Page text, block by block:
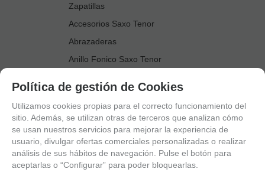
Zapatillas
Accesorios Saxo Tenor
Abrazaderas
Anillo Fonico Saxo Tenor
Boquillas
Boquilleros
Cañas
Cortacañas
Política de gestión de Cookies
Utilizamos cookies propias para el correcto funcionamiento del
sitio. Además, se utilizan otras de terceros que analizan cómo
se usan nuestros servicios para mejorar la experiencia de
usuario, divulgar ofertas comerciales personalizadas o realizar
análisis de sus hábitos de navegación. Pulse el botón para
aceptarlas o “Configurar” para poder bloquearlas.